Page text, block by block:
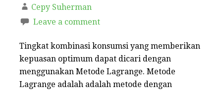
Cepy Suherman
Leave a comment
Tingkat kombinasi konsumsi yang memberikan
kepuasan optimum dapat dicari dengan
menggunakan Metode Lagrange. Metode
Lagrange adalah adalah metode dengan